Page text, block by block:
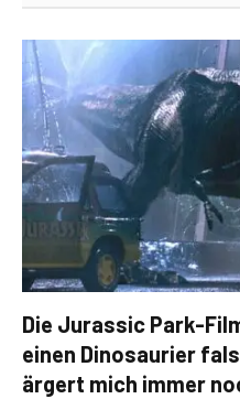
Die Jurassic Park-
einen Dinosaurier
ärgert mich immer